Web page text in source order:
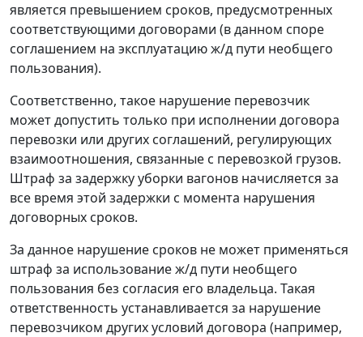
является превышением сроков, предусмотренных
соответствующими договорами (в данном споре
соглашением на эксплуатацию ж/д пути необщего
пользования).
Соответственно, такое нарушение перевозчик
может допустить только при исполнении договора
перевозки или других соглашений, регулирующих
взаимоотношения, связанные с перевозкой грузов.
Штраф за задержку уборки вагонов начисляется за
все время этой задержки с момента нарушения
договорных сроков.
За данное нарушение сроков не может применяться
штраф за использование ж/д пути необщего
пользования без согласия его владельца. Такая
ответственность устанавливается за нарушение
перевозчиком других условий договора (например,